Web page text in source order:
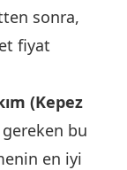
sonra,
fiyat
(Kepez
gereken bu
en iyi